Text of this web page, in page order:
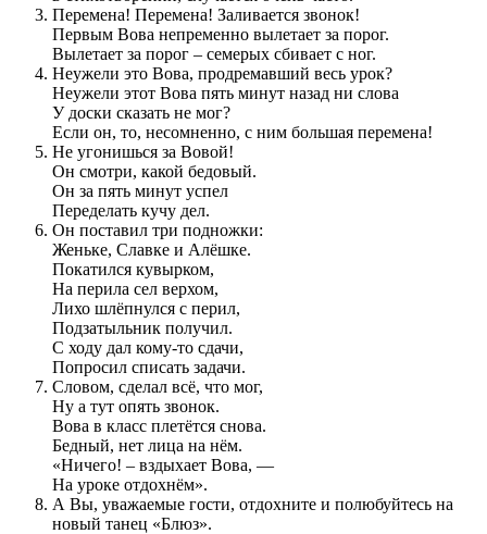
Перемена! Перемена! Заливается звонок!
Первым Вова непременно вылетает за порог.
Вылетает за порог – семерых сбивает с ног.
Неужели это Вова, продремавший весь урок?
Неужели этот Вова пять минут назад ни слова
У доски сказать не мог?
Если он, то, несомненно, с ним большая перемена!
Не угонишься за Вовой!
Он смотри, какой бедовый.
Он за пять минут успел
Переделать кучу дел.
Он поставил три подножки:
Женьке, Славке и Алёшке.
Покатился кувырком,
На перила сел верхом,
Лихо шлёпнулся с перил,
Подзатыльник получил.
С ходу дал кому-то сдачи,
Попросил списать задачи.
Словом, сделал всё, что мог,
Ну а тут опять звонок.
Вова в класс плетётся снова.
Бедный, нет лица на нём.
«Ничего! – вздыхает Вова, —
На уроке отдохнём».
А Вы, уважаемые гости, отдохните и полюбуйтесь на
новый танец «Блюз».